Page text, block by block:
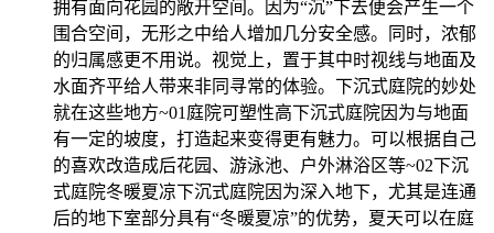
拥有面向花园的敞开空间。因为“沉”下去便会产生一个
围合空间，无形之中给人增加几分安全感。同时，浓郁
的归属感更不用说。视觉上，置于其中时视线与地面及
水面齐平给人带来非同寻常的体验。下沉式庭院的妙处
就在这些地方~01庭院可塑性高下沉式庭院因为与地面
有一定的坡度，打造起来变得更有魅力。可以根据自己
的喜欢改造成后花园、游泳池、户外淋浴区等~02下沉
式庭院冬暖夏凉下沉式庭院因为深入地下，尤其是连通
后的地下室部分具有“冬暖夏凉”的优势，夏天可以在庭